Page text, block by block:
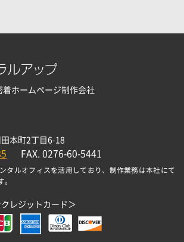
着ホームページ制作会社
本町2丁目6-18
FAX. 0276-60-5441
タルオフィスを活用しており、制作業務は本社にて
レジットカード＞